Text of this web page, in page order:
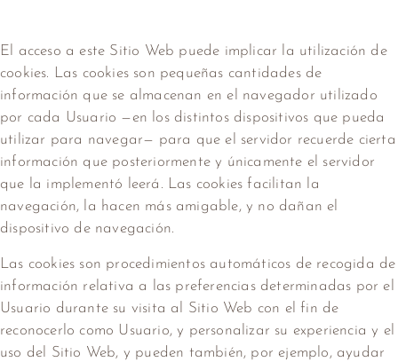
El acceso a este Sitio Web puede implicar la utilización de
cookies. Las cookies son pequeñas cantidades de
información que se almacenan en el navegador utilizado
por cada Usuario —en los distintos dispositivos que pueda
utilizar para navegar— para que el servidor recuerde cierta
información que posteriormente y únicamente el servidor
que la implementó leerá. Las cookies facilitan la
navegación, la hacen más amigable, y no dañan el
dispositivo de navegación.
Las cookies son procedimientos automáticos de recogida de
información relativa a las preferencias determinadas por el
Usuario durante su visita al Sitio Web con el fin de
reconocerlo como Usuario, y personalizar su experiencia y el
uso del Sitio Web, y pueden también, por ejemplo, ayudar